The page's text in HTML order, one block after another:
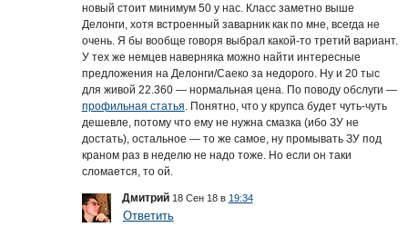
новый стоит минимум 50 у нас. Класс заметно выше
Делонги, хотя встроенный заварник как по мне, всегда не
очень. Я бы вообще говоря выбрал какой-то третий вариант.
У тех же немцев наверняка можно найти интересные
предложения на Делонги/Саеко за недорого. Ну и 20 тыс
для живой 22.360 — нормальная цена. По поводу обслуги —
профильная статья . Понятно, что у крупса будет чуть-чуть
дешевле, потому что ему не нужна смазка (ибо ЗУ не
достать), остальное — то же самое, ну промывать ЗУ под
краном раз в неделю не надо тоже. Но если он таки
сломается, то ой.
Дмитрий 18 Сен 18 в 19:34
Ответить